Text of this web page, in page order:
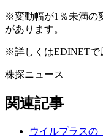
※変動幅が1％未満の
があります。
※詳しくはEDINETで
株探ニュース
関連記事
ウイルプラスの